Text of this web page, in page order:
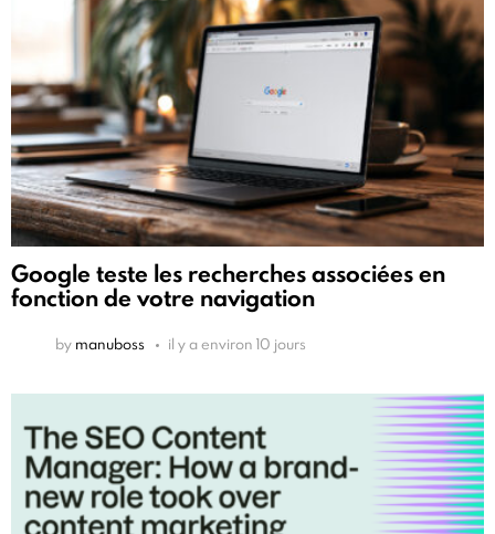
Google teste les recherches associées en
fonction de votre navigation
by manuboss il y a environ 10 jours